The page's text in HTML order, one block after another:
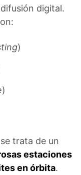
digital.
)
)
trata de un
estaciones
en órbita.